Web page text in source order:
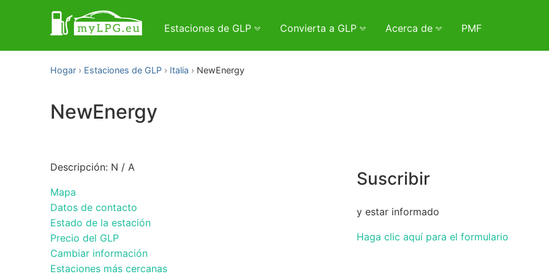
Estaciones de GLP Convierta a GLP Acerca de PMF
Hogar Estaciones de GLP Italia NewEnergy
NewEnergy
Descripción: N / A
Mapa
Datos de contacto
Estado de la estación
Precio del GLP
Cambiar información
Estaciones más cercanas
Suscribir
y estar informado
Haga clic aquí para el formulario